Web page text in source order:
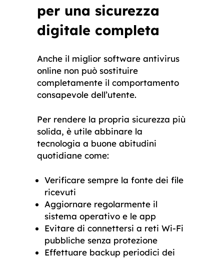
per una sicurezza
digitale completa
Anche il miglior software antivirus
online non può sostituire
completamente il comportamento
consapevole dell’utente.
Per rendere la propria sicurezza più
solida, è utile abbinare la
tecnologia a buone abitudini
quotidiane come:
Verificare sempre la fonte dei file
ricevuti
Aggiornare regolarmente il
sistema operativo e le app
Evitare di connettersi a reti Wi-Fi
pubbliche senza protezione
Effettuare backup periodici dei